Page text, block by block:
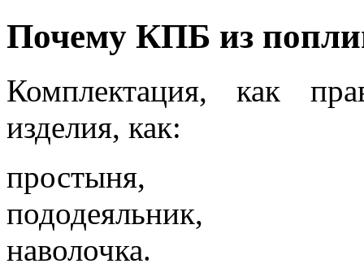
Почему КПБ из
Комплектация, как
изделия, как:
простыня,
пододеяльник,
наволочка.